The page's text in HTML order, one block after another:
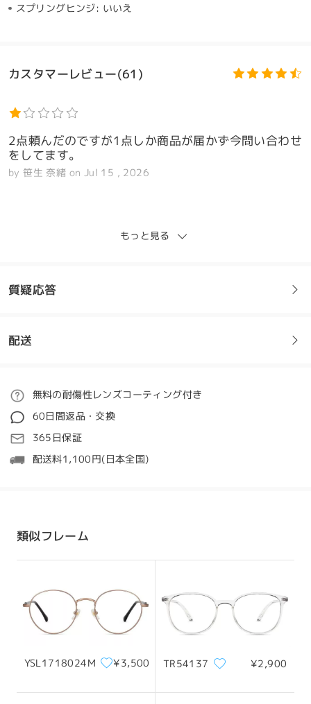
スプリングヒンジ: いいえ
カスタマーレビュー(61)
2点頼んだのですが1点しか商品が届かず今問い合わせ
をしてます。
by 笹生 奈緒 on Jul 15 , 2026
ナオ様、ご注文いただいた2点のうち1点しか届いてい
サポートチームにご連絡いただき、ありがとうござい
合、または配送に問題があった場合は、速やかに状況
ご理解とご協力に感謝いたします。
担当のカスタマーサービス担当者より、平日は24時間
以内、週末は48時間以内にメールにてご連絡いたしま
す。メールが迷惑メールフォルダに振り分けられてい
たる状態でした。 デザインはカッコいい
ないとう まさみち Jul 1 , 2026
伊藤正道様、こんにちは。
もっと見る
質疑応答
フレームについてご質問がある場合は、以下からお問い合わせく
質問する
配送
ご注文
処理時間
5-7営業日
詳細
配送時間
配送
無料の耐傷性レンズコーティング付き
60日間返品・交換
365日保証
配送料1,100円(日本全国)
類似フレーム
YSL1718024M ¥3,500 TR54137 ¥2,900